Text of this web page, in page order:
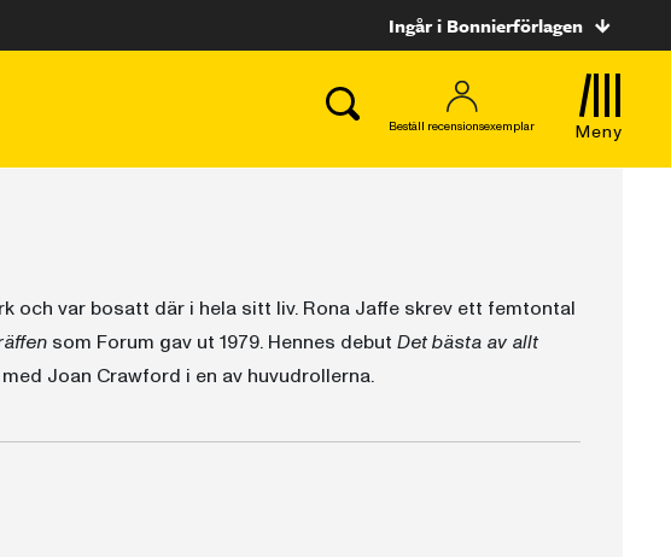
Ingår i Bonnierförlagen
Beställ recensionsexemplar Meny
och var bosatt där i hela sitt liv. Rona Jaffe skrev ett femtontal
som Forum gav ut 1979. Hennes debut Det bästa av allt
Joan Crawford i en av huvudrollerna.